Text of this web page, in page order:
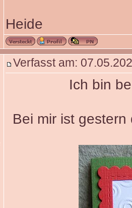
Heide
Verfasst am:
Ich bin
Bei mir ist